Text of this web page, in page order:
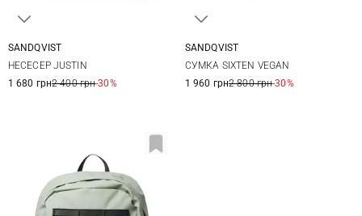
23X13X13СМ
SANDQVIST
НЕСЕСЕР JUSTIN
1 680 грн2 400 грн-30%
13X16X7,5СМ
SANDQVIST
СУМКА SIXTEN VEGAN
1 960 грн2 800 грн-30%